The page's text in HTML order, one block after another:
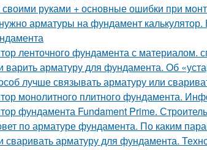
руками + основные ошибки при
арматуры на фундамент
ленточного фундамента с материалом.
варить арматуру для фундамента. Об
лучше связывать арматуру или
монолитного плитного фундамента.
фундамента Fundament Prime.
по арматуре фундамента. По каким
арматуру для фундамента.